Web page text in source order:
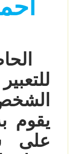
يقوم
على